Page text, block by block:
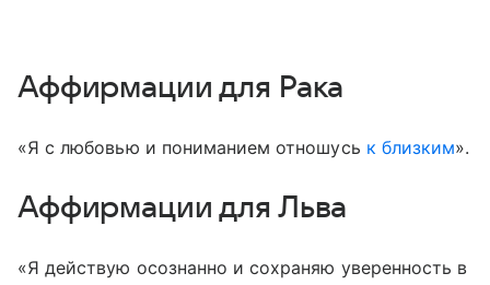
Аффирмации для Рака
«Я с любовью и пониманием отношусь к близким».
Аффирмации для Льва
«Я действую осознанно и сохраняю уверенность в